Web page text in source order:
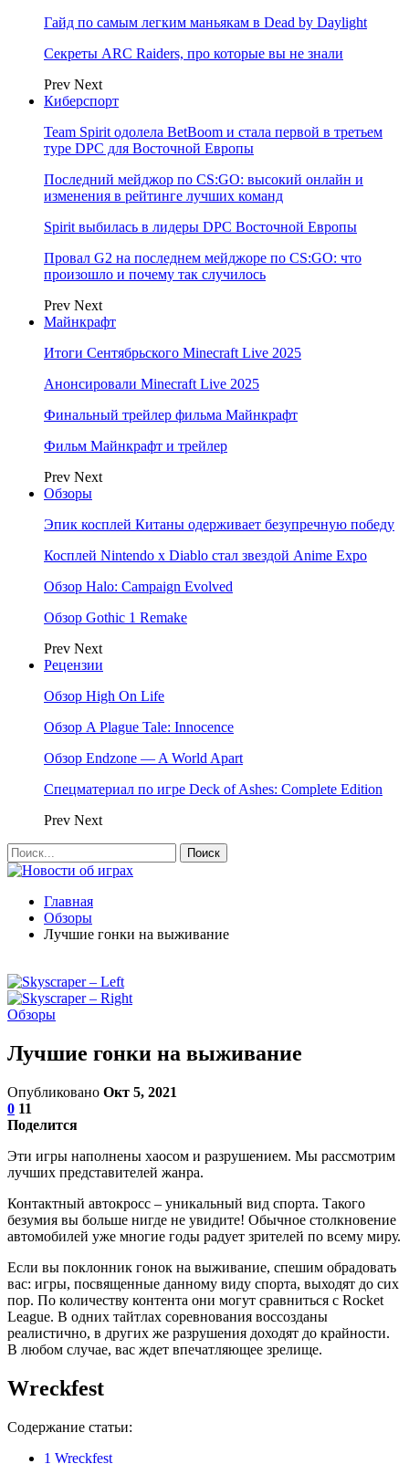
Гайд по самым легким маньякам в Dead by Daylight
Секреты ARC Raiders, про которые вы не знали
Prev Next
Киберспорт
Team Spirit одолела BetBoom и стала первой в третьем
туре DPC для Восточной Европы
Последний мейджор по CS:GO: высокий онлайн и
изменения в рейтинге лучших команд
Spirit выбилась в лидеры DPC Восточной Европы
Провал G2 на последнем мейджоре по CS:GO: что
произошло и почему так случилось
Prev Next
Майнкрафт
Итоги Сентябрьского Minecraft Live 2025
Анонсировали Minecraft Live 2025
Финальный трейлер фильма Майнкрафт
Фильм Майнкрафт и трейлер
Prev Next
Обзоры
Эпик косплей Китаны одерживает безупречную победу
Косплей Nintendo x Diablo стал звездой Anime Expo
Обзор Halo: Campaign Evolved
Обзор Gothic 1 Remake
Prev Next
Рецензии
Обзор High On Life
Обзор A Plague Tale: Innocence
Обзор Endzone — A World Apart
Спецматериал по игре Deck of Ashes: Complete Edition
Prev Next
Главная
Обзоры
Лучшие гонки на выживание
Обзоры
Лучшие гонки на выживание
Опубликовано Окт 5, 2021
0 11
Поделится
Эти игры наполнены хаосом и разрушением. Мы рассмотрим
лучших представителей жанра.
Контактный автокросс – уникальный вид спорта. Такого
безумия вы больше нигде не увидите! Обычное столкновение
автомобилей уже многие годы радует зрителей по всему миру.
Если вы поклонник гонок на выживание, спешим обрадовать
вас: игры, посвященные данному виду спорта, выходят до сих
пор. По количеству контента они могут сравниться с Rocket
League. В одних тайтлах соревнования воссозданы
реалистично, в других же разрушения доходят до крайности.
В любом случае, вас ждет впечатляющее зрелище.
Wreckfest
Содержание статьи:
1 Wreckfest